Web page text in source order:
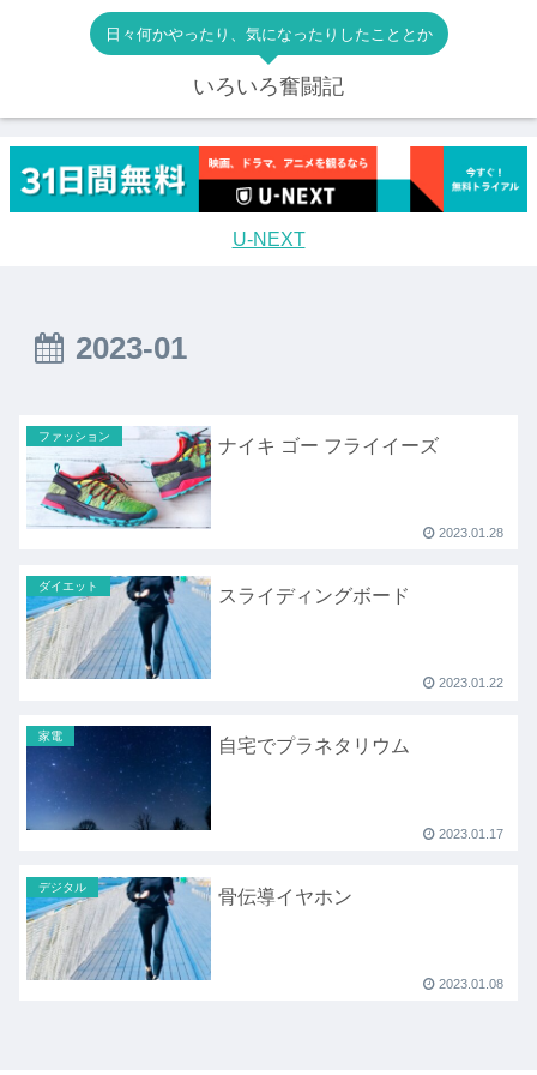
日々何かやったり、気になったりしたこととか
いろいろ奮闘記
U-NEXT
2023-01
ファッション ナイキ ゴー フライイーズ
2023.01.28
ダイエット スライディングボード
2023.01.22
家電 自宅でプラネタリウム
2023.01.17
デジタル 骨伝導イヤホン
2023.01.08